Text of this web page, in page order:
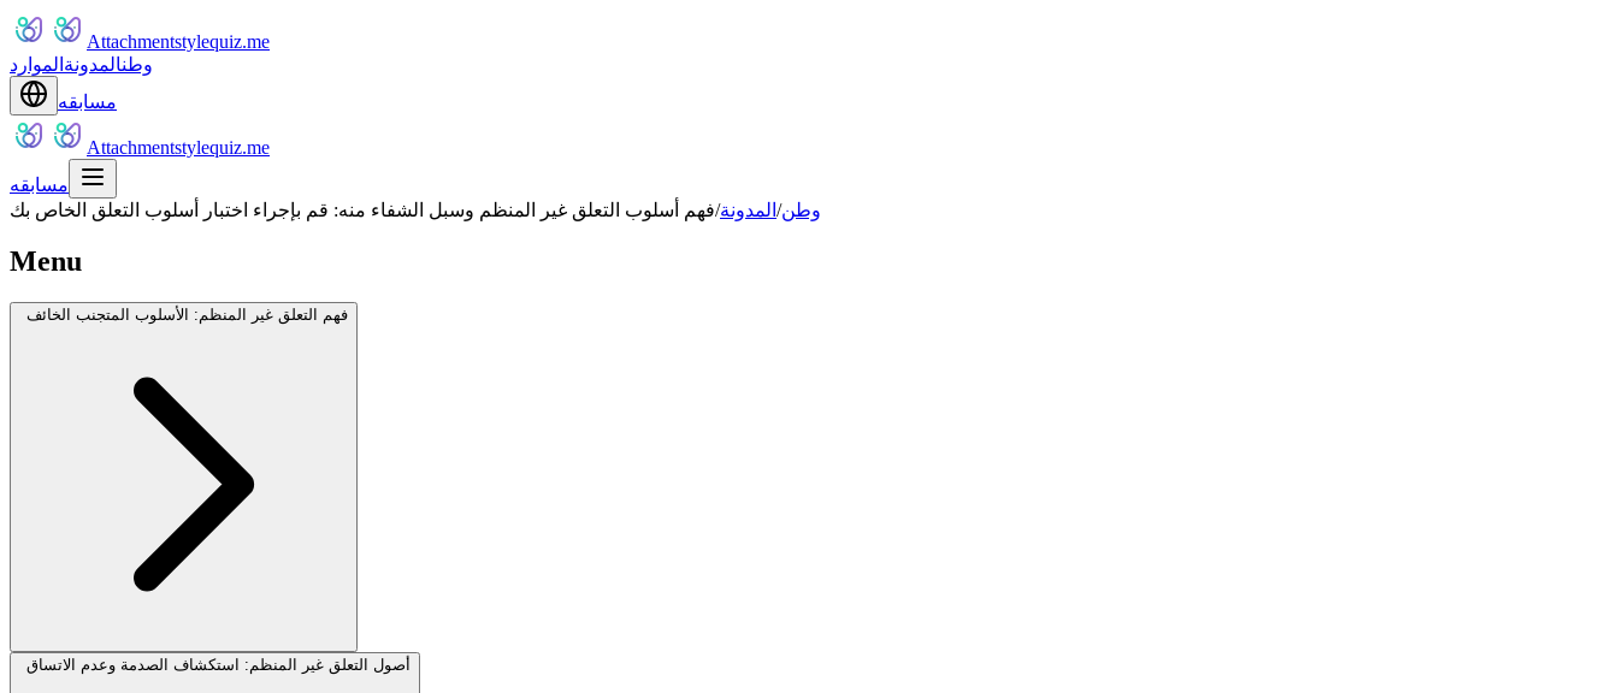
Attachmentstylequiz.me
وطنالمدونة الموارد
مسابقه
Attachmentstylequiz.me
مسابقه
وطن/ المدونة/فهم أسلوب التعلق غير المنظم وسبل الشفاء منه: قم بإجراء اختبار أسلوب التعلق الخاص بك
Menu
فهم التعلق غير المنظم: الأسلوب المتجنب الخائف
أصول التعلق غير المنظم: استكشاف الصدمة وعدم الاتساق